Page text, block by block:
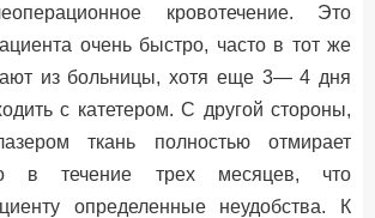
кровотечение. Это
очень быстро, часто в тот же
из больницы, хотя еще 3— 4 дня
с катетером. С другой стороны,
ткань полностью отмирает
в течение трех месяцев, что
определенные неудобства. К